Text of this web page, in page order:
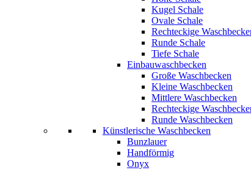
Kugel Schale
Ovale Schale
Rechteckige
Runde Schale
Tiefe Schale
Einbauwaschbecken
Große Waschbecken
Kleine Waschbecken
Mittlere Waschbecken
Rechteckige
Runde Waschbecken
Künstlerische Waschbecken
Bunzlauer
Handförmig
Onyx